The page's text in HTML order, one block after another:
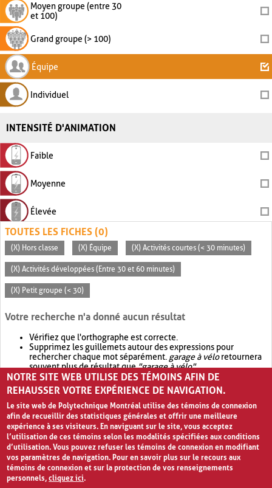
Moyen groupe (entre 30
et 100)
Grand groupe (> 100)
Équipe
Individuel
INTENSITÉ D'ANIMATION
Faible
Moyenne
Élevée
TOUTES LES FICHES (0)
(X) Hors classe (X) Équipe (X) Activités courtes (< 30 minutes)
(X) Activités développées (Entre 30 et 60 minutes)
(X) Petit groupe (< 30)
Votre recherche n'a donné aucun résultat
Vérifiez que l'orthographe est correcte.
Supprimez les guillemets autour des expressions pour
rechercher chaque mot séparément. garage à véloretournera
souvent plus de résultat que"garage à vélo".
Envisagez d'élargir votre recherche avec OR.garage OR vélo
retournera souvent plus de résultat quegarage à vélo
NOTRE SITE WEB UTILISE DES TÉMOINS AFIN DE
REHAUSSER VOTRE EXPÉRIENCE DE NAVIGATION.
Le site web de Polytechnique Montréal utilise des témoins de connexion
afin de recueillir des statistiques générales et offrir une meilleure
expérience à ses visiteurs. En naviguant sur le site, vous acceptez
l’utilisation de ces témoins selon les modalités spécifiées aux conditions
d’utilisation. Vous pouvez refuser les témoins de connexion en modifiant
vos paramètres de navigation. Pour en savoir plus sur le recours aux
témoins de connexion et sur la protection de vos renseignements
personnels,cliquez ici.